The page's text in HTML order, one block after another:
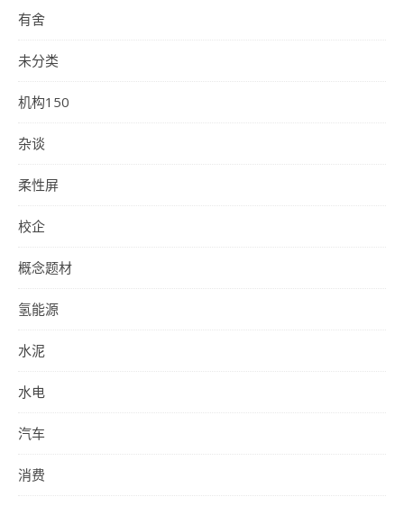
有舍
未分类
机构150
杂谈
柔性屏
校企
概念题材
氢能源
水泥
水电
汽车
消费